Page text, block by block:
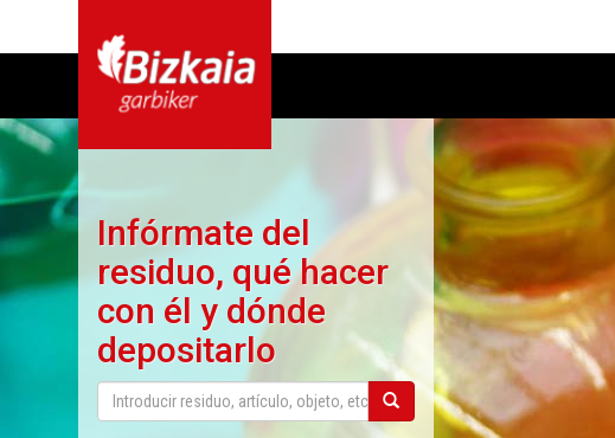
Infórmate del
residuo, qué hacer
con él y dónde
depositarlo